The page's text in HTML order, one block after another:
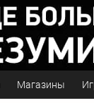
Магазины